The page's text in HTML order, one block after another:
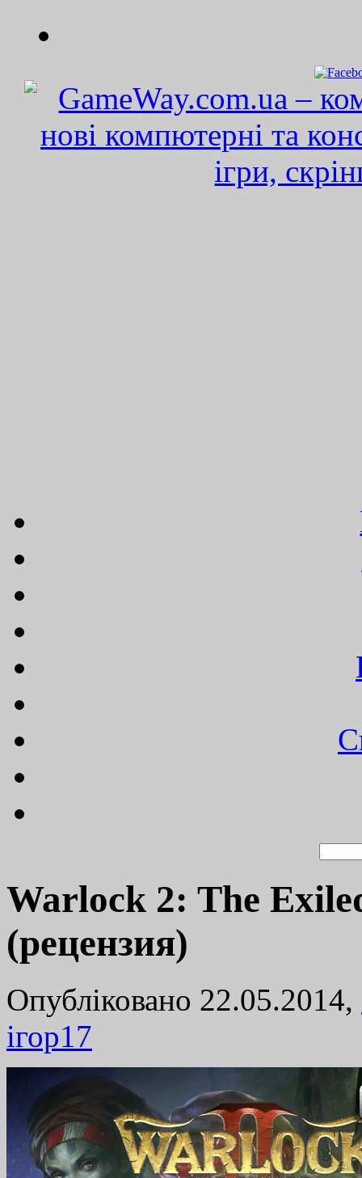
Warlock 2: The
(рецензия)
Опубліковано 22.05.2014,
ігор17